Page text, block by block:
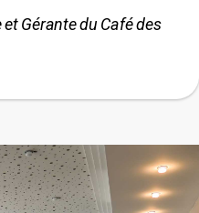
Gérante du Café des